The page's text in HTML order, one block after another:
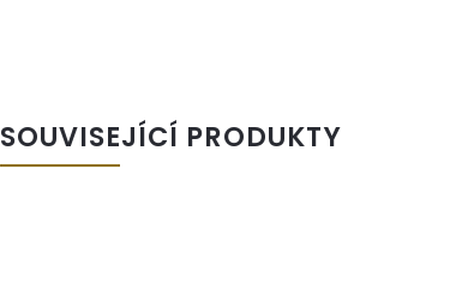
SOUVISEJÍCÍ PRODUKTY